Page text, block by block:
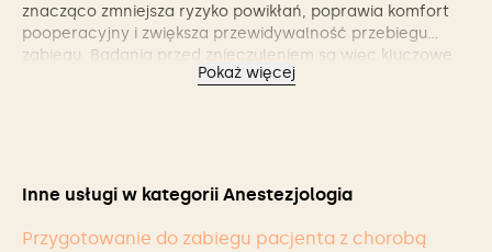
znacząco zmniejsza ryzyko powikłań, poprawia komfort
pooperacyjny i zwiększa przewidywalność przebiegu
zabiegu. Badania przed znieczuleniem są więc kluczowe
nie tylko dla bezpieczeństwa, ale także dla skuteczności
Pokaż więcej
Inne usługi w kategorii Anestezjologia
Przygotowanie do zabiegu pacjenta z chorobą